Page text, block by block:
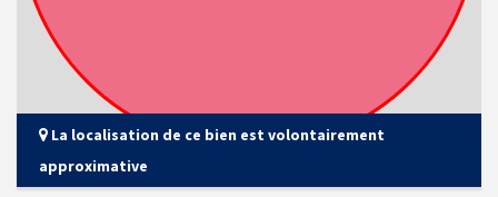
La localisation de ce bien est volontairement
approximative